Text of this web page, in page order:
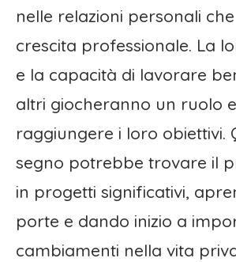
nelle relazioni personali
crescita professionale. La
e la capacità di lavorare
altri giocheranno un ruolo
raggiungere i loro obiettivi.
segno potrebbe trovare il
in progetti significativi,
porte e dando inizio a
cambiamenti nella vita